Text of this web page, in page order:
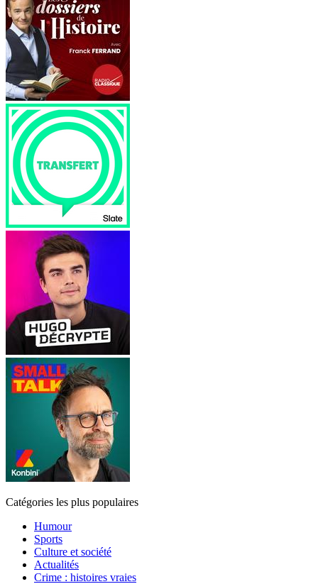
Catégories les plus populaires
Humour
Sports
Culture et société
Actualités
Crime : histoires vraies